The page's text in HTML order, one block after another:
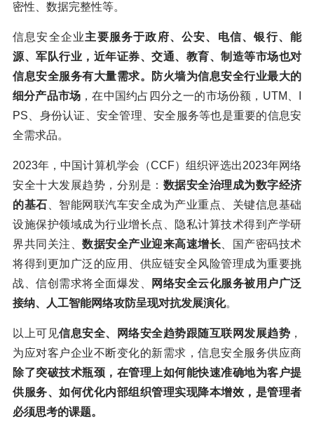
密性、数据完整性等。
信息安全企业主要服务于政府、公安、电信、银行、能
源、军队行业，近年证券、交通、教育、制造等市场也对
信息安全服务有大量需求。防火墙为信息安全行业最大的
细分产品市场 ，在中国约占四分之一的市场份额，UTM、I
PS、身份认证、安全管理、安全服务等也是重要的信息安
全需求品。
2023年，中国计算机学会（CCF）组织评选出2023年网络
安全十大发展趋势，分别是： 数据安全治理成为数字经济
的基石 、智能网联汽车安全成为产业重点、关键信息基础
设施保护领域成为行业增长点、隐私计算技术得到产学研
界共同关注、 数据安全产业迎来高速增长 、国产密码技术
将得到更加广泛的应用、供应链安全风险管理成为重要挑
战、信创需求将全面爆发、
网络安全云化服务被用户广泛
接纳、人工智能网络攻防呈现对抗发展演化。
以上可见信息安全、网络安全趋势跟随互联网发展趋势 ，
为应对客户企业不断变化的新需求，信息安全服务供应商
除了突破技术瓶颈，在管理上如何能快速准确地为客户提
供服务、如何优化内部组织管理实现降本增效，是管理者
必须思考的课题。